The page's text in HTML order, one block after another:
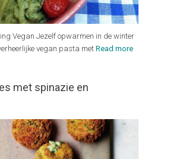
Vegan Jezelf opwarmen in de winter
vegan pasta metRead more
met spinazie en